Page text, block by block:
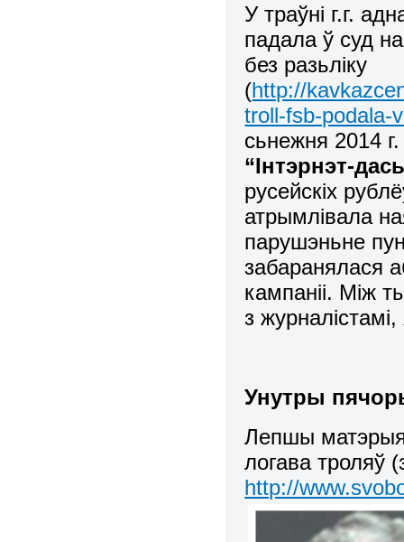
У траўні г.г.
падала ў суд
без разьліку
(http://
troll-fsb-podala-
сьнежня 2014
“Інтэрнэт-
русейскіх
атрымлівала
парушэньне
забаранялася
кампаніі. Між
з журналістамі,
Унутры
Лепшы
логава троляў
http://